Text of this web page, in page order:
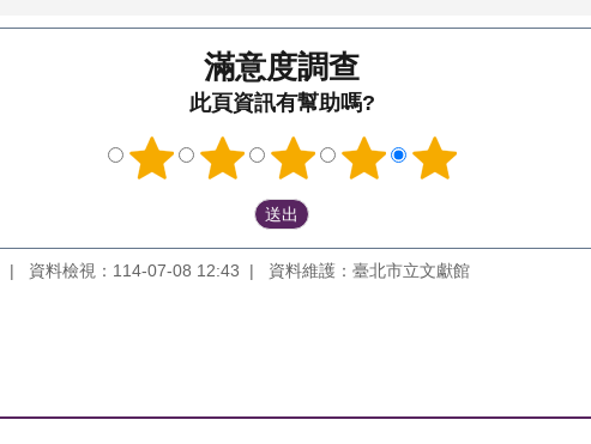
滿意度調查
此頁資訊有幫助嗎?
資料檢視：114-07-08 12:43 資料維護：臺北市立文獻館